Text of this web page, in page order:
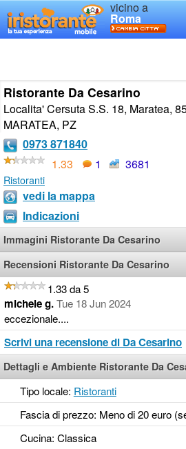
vicino a
Roma
Ristorante Da Cesarino
Localita' Cersuta S.S. 18, Maratea,
MARATEA, PZ
0973 871840
1.33
1 3681
Ristoranti
vedi la mappa
Indicazioni
Immagini Ristorante Da Cesarino
Recensioni Ristorante Da Cesarino
1.33 da 5
michele g.Tue 18 Jun 2024
eccezionale....
Scrivi una recensione di Da Cesarino
Dettagli e Ambiente Ristorante Da
Tipo locale: Ristoranti
Fascia di prezzo: Meno di 20 euro
Cucina: Classica